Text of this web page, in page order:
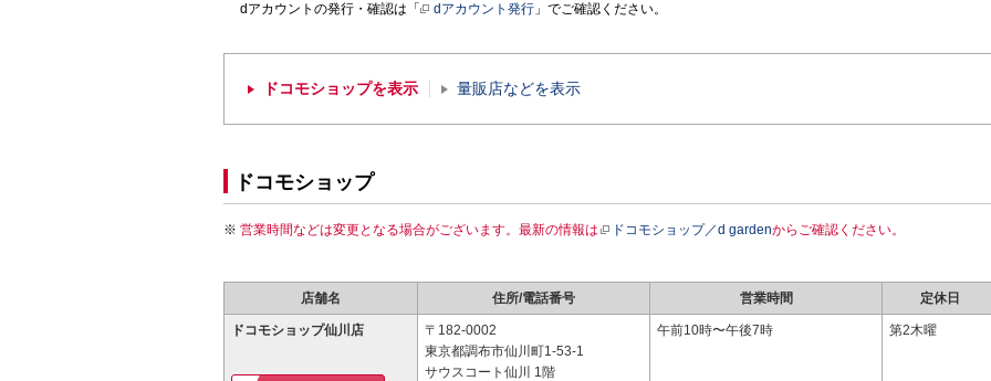
dアカウントの発行・確認は「
dアカウント発行 」でご確認ください。
ドコモショップを表示 量販店などを表示
ドコモショップ
営業時間などは変更となる場合がございます。最新の情報は ドコモショップ／d gardenからご確認ください。
店舗名 住所/電話番号 営業時間 定休日
ドコモショップ仙川店
〒182-0002
東京都調布市仙川町1-53-1
サウスコート仙川 1階
午前10時〜午後7時 第2木曜